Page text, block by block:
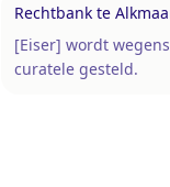
Rechtbank te
[Eiser] wordt
curatele gesteld.